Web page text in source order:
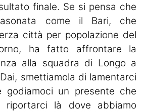
finale. Se si pensa che
come il Bari, che
città per popolazione del
ha fatto affrontare la
alla squadra di Longo a
smettiamola di lamentarci
un presente che
riportarci là dove abbiamo